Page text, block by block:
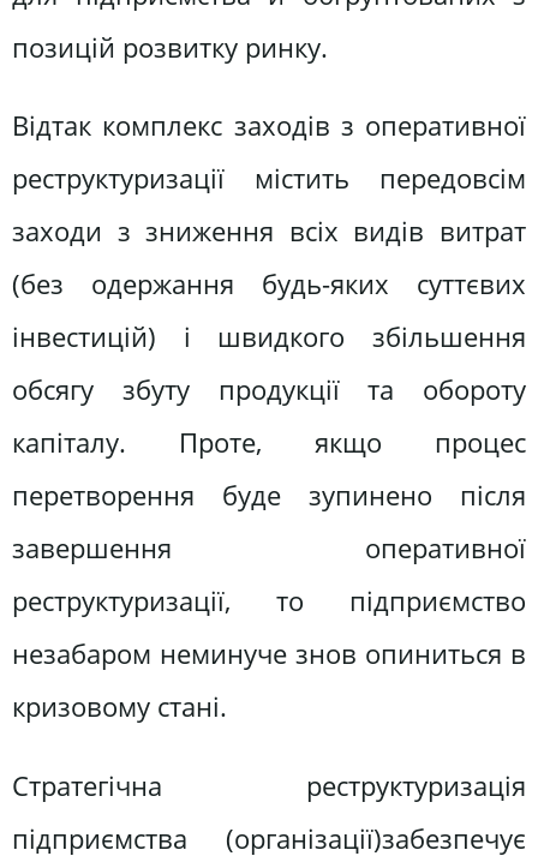
позицій розвитку ринку.
Відтак комплекс заходів з оперативної
реструктуризації містить передовсім
заходи з зниження всіх видів витрат
(без одержання будь-яких суттєвих
інвестицій) і швидкого збільшення
обсягу збуту продукції та обороту
капіталу. Проте, якщо процес
перетворення буде зупинено після
завершення оперативної
реструктуризації, то підприємство
незабаром неминуче знов опиниться в
кризовому стані.
Стратегічна реструктуризація
підприємства (організації)забезпечує